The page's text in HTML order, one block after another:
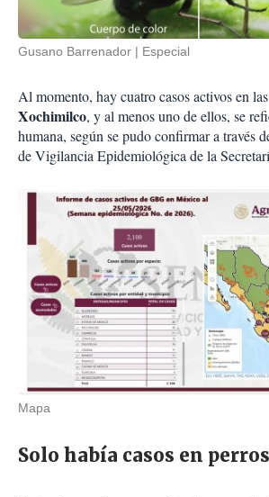
Gusano Barrenador Especial
Al momento, hay cuatro casos activos en
Xochimilco, y al menos uno de ellos, se
humana, según se pudo confirmar a través
de Vigilancia Epidemiológica de la
Mapa
Solo había casos en perros